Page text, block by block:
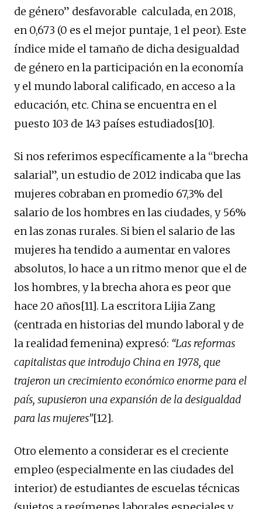
de género” desfavorable calculada, en 2018,
en 0,673 (0 es el mejor puntaje, 1 el peor). Este
índice mide el tamaño de dicha desigualdad
de género en la participación en la economía
y el mundo laboral calificado, en acceso a la
educación, etc. China se encuentra en el
puesto 103 de 143 países estudiados[10].
Si nos referimos específicamente a la “brecha
salarial”, un estudio de 2012 indicaba que las
mujeres cobraban en promedio 67,3% del
salario de los hombres en las ciudades, y 56%
en las zonas rurales. Si bien el salario de las
mujeres ha tendido a aumentar en valores
absolutos, lo hace a un ritmo menor que el de
los hombres, y la brecha ahora es peor que
hace 20 años[11]. La escritora Lijia Zang
(centrada en historias del mundo laboral y de
la realidad femenina) expresó: “Las reformas
capitalistas que introdujo China en 1978, que
trajeron un crecimiento económico enorme para el
país, supusieron una expansión de la desigualdad
para las mujeres”[12].
Otro elemento a considerar es el creciente
empleo (especialmente en las ciudades del
interior) de estudiantes de escuelas técnicas